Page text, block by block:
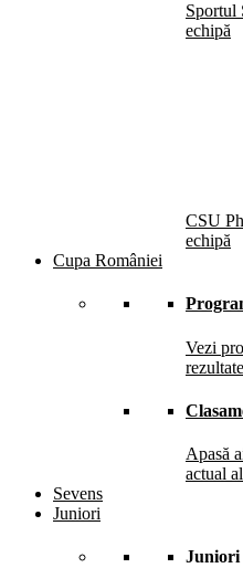
Sportul
echipă
CSU
echipă
Cupa României
Vezi
Apasă
actual
Sevens
Juniori